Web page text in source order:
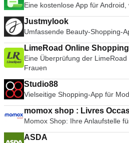
Eine kostenlose App für Android,
Justmylook
Umfassende Beauty-Shopping-
LimeRoad Online
Kids
Eine Überprüfung der
Frauen
Studio88
Vielseitige Shopping-App für
momox shop :
Momox Shop: Ihre Anlaufstelle
ASDA